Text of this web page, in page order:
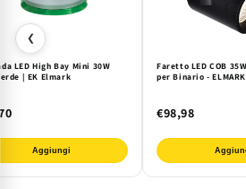
❮
LED High Bay Mini 30W
| EK Elmark
Aggiungi
Faretto LED COB
per Binario - ELMARK
€98,98